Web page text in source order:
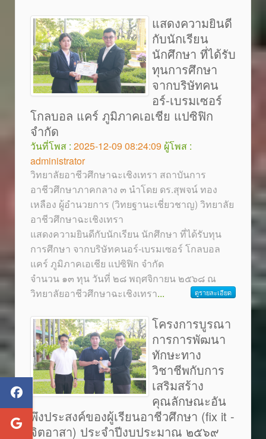
แสดงความยินดี
กับนักเรียน
นักศึกษา ที่ได้รับ
ทุนการศึกษา
จากบริษัทคน
อร์-เบรมเซอร์
โกลบอล แคร์ ภูมิภาคเอเชีย แปซิฟิก
จำกัด
วันที่โพส : 2025-12-09 08:24:09 ผู้โพส :
administrator
วิทยาลัยอาชีวศึกษาฉะเชิงเทรา สถาบันการ
อาชีวศึกษาภาคกลาง ๓ นำโดย ดร.สุพจน์ ทอง
เหลือง ผู้อำนวยการ (วิทยฐานะเชี่ยวชาญ) วิทยาลัย
อาชีวศึกษาฉะเชิงเทรา
แสดงความยินดีกับนักเรียน นักศึกษา ที่ได้รับทุน
การศึกษา จากบริษัทคนอร์-เบรมเซอร์ โกลบอล
แคร์ ภูมิภาคเอเชีย แปซิฟิก จำกัด
จำนวน ๑๓ ทุน วันที่ ๒๘ พฤศจิกายน ๒๕๖๘ ณ
วิทยาลัยอาชีวศึกษาฉะเชิงเทรา... ดูรายละเอียด
โครงการบูรณา
การการพัฒนา
ทักษะทาง
วิชาชีพกับการ
เสริมสร้าง
คุณลักษณะอัน
พึงประสงค์ของผู้เรียนอาชีวศึกษา (fix it -
จิตอาสา) ประจำปีงบประมาณ ๒๕๖๙